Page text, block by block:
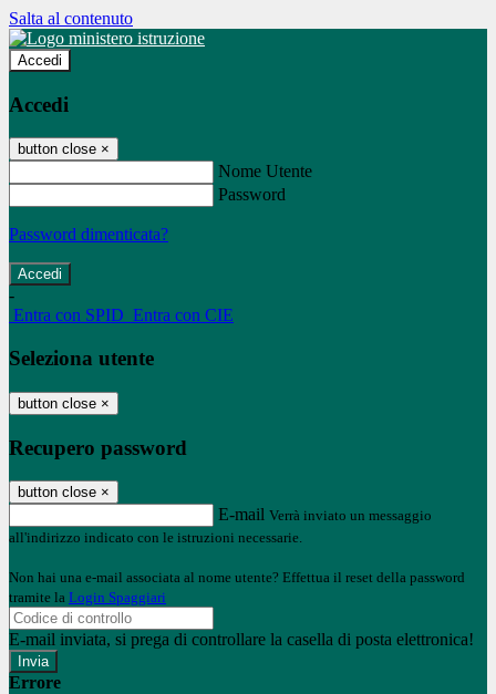
Salta al contenuto
Accedi
Accedi
button close ×
Nome Utente
Password
Password dimenticata?
-
Entra con SPID Entra con CIE
Seleziona utente
button close ×
Recupero password
button close ×
E-mail Verrà inviato un messaggio
all'indirizzo indicato con le istruzioni necessarie.
Non hai una e-mail associata al nome utente? Effettua il reset della password
tramite la Login Spaggiari
E-mail inviata, si prega di controllare la casella di posta elettronica!
Errore